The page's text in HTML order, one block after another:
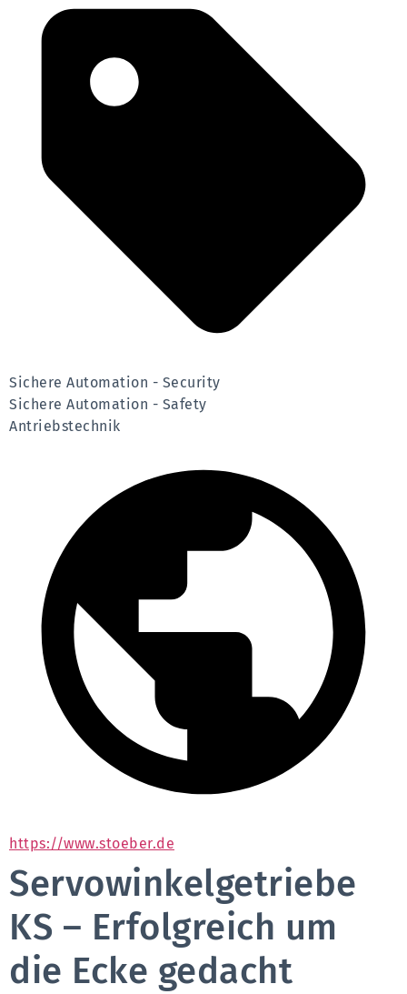
Sichere Automation - Security
Sichere Automation - Safety
Antriebstechnik
https://www.stoeber.de
Servowinkelgetriebe
KS – Erfolgreich um
die Ecke gedacht